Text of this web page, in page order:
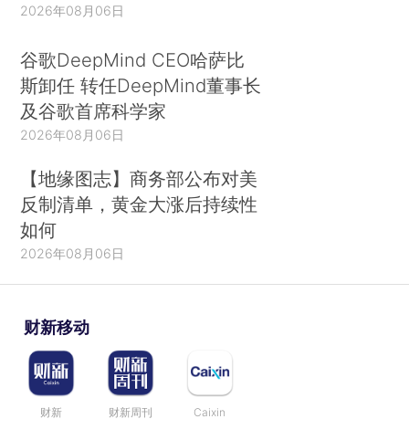
2026年08月06日
谷歌DeepMind CEO哈萨比
斯卸任 转任DeepMind董事长
及谷歌首席科学家
2026年08月06日
【地缘图志】商务部公布对美
反制清单，黄金大涨后持续性
如何
2026年08月06日
财新移动
财新 财新周刊 Caixin